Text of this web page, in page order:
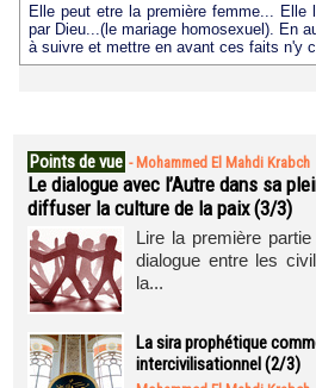
Elle peut etre la première femme... Elle
par Dieu...(le mariage homosexuel). En
à suivre et mettre en avant ces faits n'y
Points de vue - Mohammed El Mahdi Krabch
Le dialogue avec l’Autre dans sa
diffuser la culture de la paix (3/3)
Lire la première
dialogue entre les
la...
La sira prophétique
intercivilisationnel (2/3)